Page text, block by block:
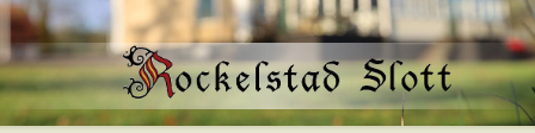
Bröllop
Konferens
Festlokal